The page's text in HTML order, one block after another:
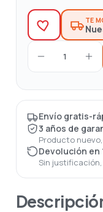
TE
1
Envío gratis-
3 años de
Producto
Devolución en
Sin